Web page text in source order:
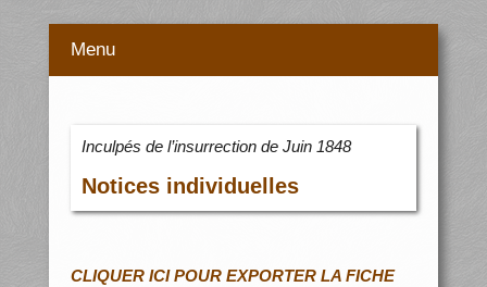
Menu
Inculpés de l’insurrection de Juin 1848
Notices individuelles
CLIQUER ICI POUR EXPORTER LA FICHE